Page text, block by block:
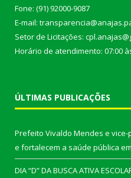
Fone: (91) 92000-9087
E-mail:
Setor de Licitações:
Horário de atendimento: 07:00
ÚLTIMAS PUBLICAÇÕES
Prefeito Vivaldo Mendes e
e fortalecem a saúde pública
DIA “D” DA BUSCA ATIVA